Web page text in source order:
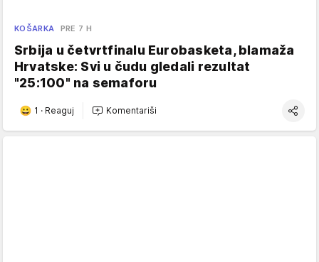
KOŠARKA PRE 7 H
Srbija u četvrtfinalu Eurobasketa, blamaža
Hrvatske: Svi u čudu gledali rezultat
"25:100" na semaforu
1 · Reaguj Komentariši